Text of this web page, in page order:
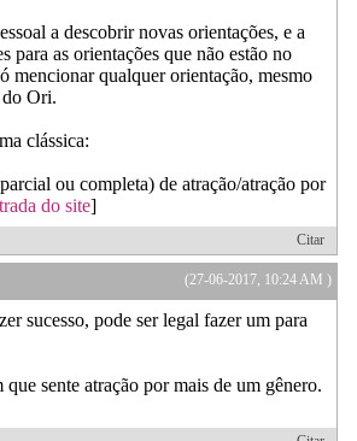
a descobrir novas orientações, e a
para as orientações que não estão no
mencionar qualquer orientação, mesmo
do Ori.
clássica:
ou completa) de atração/atração por
do site]
Citar
(27-06-2017, 10:24 AM )
sucesso, pode ser legal fazer um para
que sente atração por mais de um gênero.